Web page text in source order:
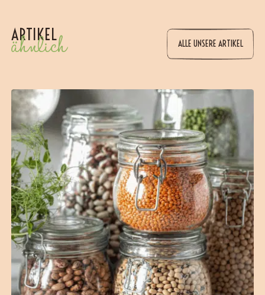
(2 Bewertungen)
ARTIKEL
ähnlich ALLE UNSERE ARTIKEL